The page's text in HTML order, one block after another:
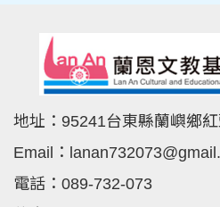
地址： 95241台東縣蘭嶼鄉
Email：
電話： 089-732-073